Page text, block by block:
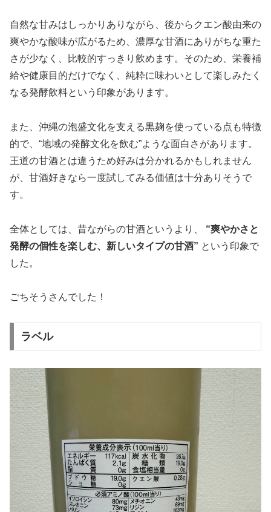
自然な甘みはしっかりありながら、後からクエン酸由来の
爽やかな酸味が広がるため、濃厚な甘酒にありがちな重た
さが少なく、比較的すっきり飲めます。そのため、栄養補
給や健康目的だけでなく、純粋に味わいとして楽しみたく
なる発酵飲料という印象があります。
また、沖縄の泡盛文化を支える黒麹を使っている点も特徴
的で、“地域の発酵文化を飲む”ような面白さがあります。
王道の甘酒とは違うため好みは分かれるかもしれません
が、甘酒好きなら一度試してみる価値は十分ありそうで
す。
全体としては、昔ながらの甘酒というより、 “爽やかさと
発酵の個性を楽しむ、新しいタイプの甘酒” という印象で
した。
ごちそうさんでした！
ラベル